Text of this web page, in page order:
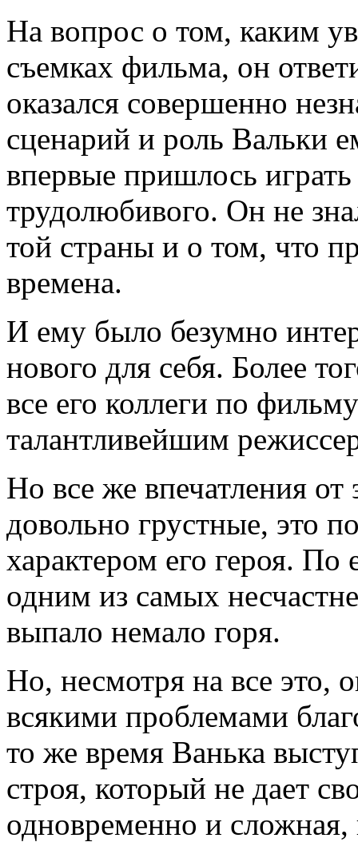
На вопрос о том, каким
съемках фильма, он
оказался совершенно
сценарий и роль Вальки
впервые пришлось
трудолюбивого. Он не
той страны и о том, что
времена.
И ему было безумно
нового для себя. Более
все его коллеги по
талантливейшим
Но все же впечатления
довольно грустные, это
характером его героя. По
одним из самых
выпало немало горя.
Но, несмотря на все это,
всякими проблемами
то же время Ванька
строя, который не дает
одновременно и